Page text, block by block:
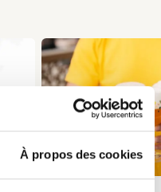
À propos des cookies